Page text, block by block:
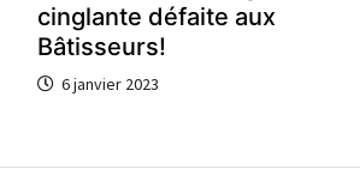
cinglante défaite aux
Bâtisseurs!
6 janvier 2023